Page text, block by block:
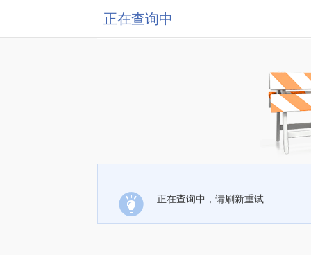
正在查询中
正在查询中，请刷新重试